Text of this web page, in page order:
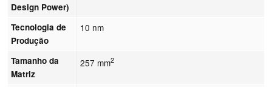
Design Power)
Tecnologia de
Produção
10 nm
Tamanho da
Matriz
257 mm2